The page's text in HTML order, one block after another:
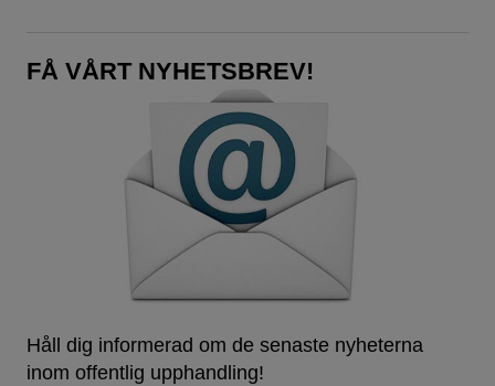
FÅ VÅRT NYHETSBREV!
Håll dig informerad om de senaste nyheterna
inom offentlig upphandling!